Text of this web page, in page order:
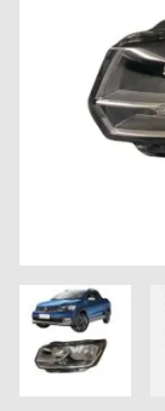
5U7941007B
QUANTIDADE